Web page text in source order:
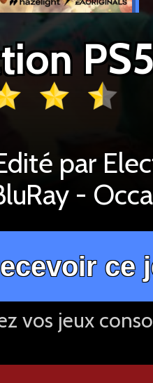
PS5
par
-
ce
vos jeux